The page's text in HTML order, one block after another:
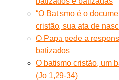
“O Batismo é o
cristão, sua ata de
O Papa pede a
batizados
O batismo cristão, um
(Jo 1,29-34)